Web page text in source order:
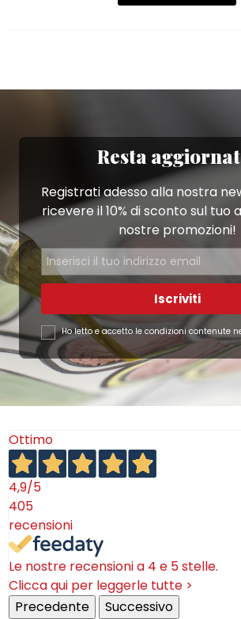
Resta
Registrati adesso alla nostra
ricevere il 10% di sconto sul tuo
nostre promozioni!
Iscriviti
Ho letto e accetto le condizioni contenute
Ottimo
4,9/5
405
recensioni
Le nostre recensioni a 4 e 5 stelle.
Clicca qui per leggerle tutte >
Precedente
Successivo